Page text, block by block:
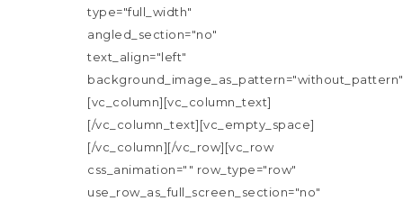
type="full_width"
angled_section="no"
text_align="left"
[vc_column][vc_column_text]
[/vc_column_text][vc_empty_space]
[/vc_column][/vc_row][vc_row
css_animation="" row_type="row"
use_row_as_full_screen_section="no"